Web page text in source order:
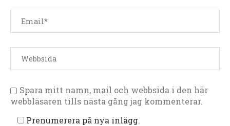
Spara mitt namn, mail och webbsida i den här
webbläsaren tills nästa gång jag kommenterar.
Prenumerera på nya inlägg.